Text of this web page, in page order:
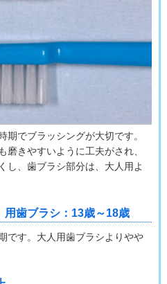
＞
い
＞
対策！
＞
用テクニック
＞
使い方
でブラッシングが大切です。
きやすいように工夫がされ、
し、歯ブラシ部分は、大人用よ
用歯ブラシ：13歳～18歳
です。大人用歯ブラシよりやや